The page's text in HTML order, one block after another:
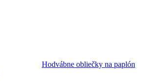
Hodvábne obliečky na paplón